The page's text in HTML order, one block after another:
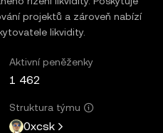
projektů a zároveň nabízí
likvidity.
Aktivní peněženky
1 462
Struktura týmu
0xcsk